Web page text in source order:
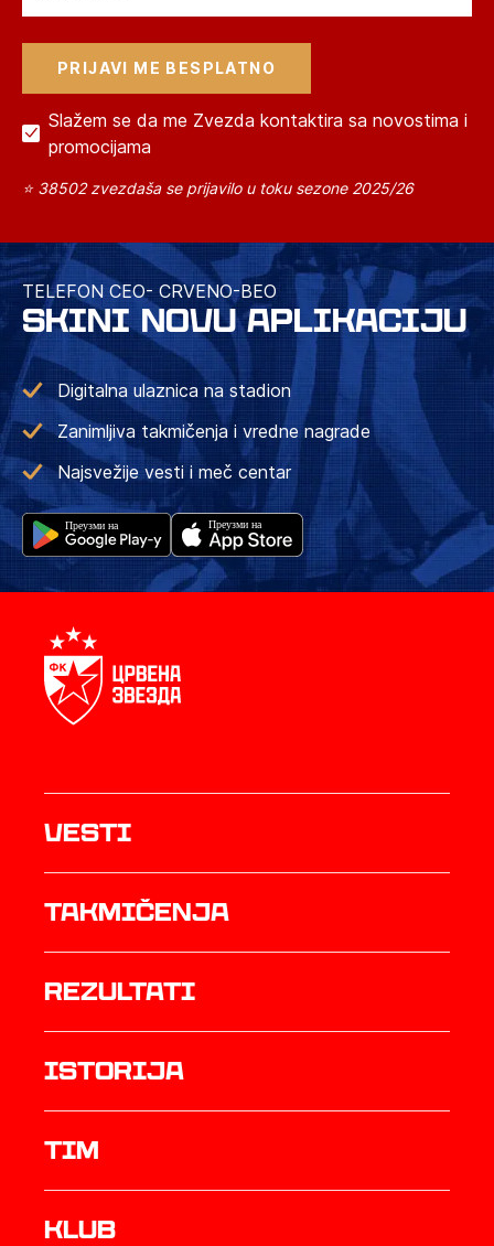
Slažem se da me Zvezda kontaktira sa novostima i
promocijama
⭐ 38502 zvezdaša se prijavilo u toku sezone 2025/26
TELEFON CEO- CRVENO-BEO
SKINI NOVU APLIKACIJU
Digitalna ulaznica na stadion
Zanimljiva takmičenja i vredne nagrade
Najsvežije vesti i meč centar
Vesti
Takmičenja
rezultati
istorija
TIM
Klub